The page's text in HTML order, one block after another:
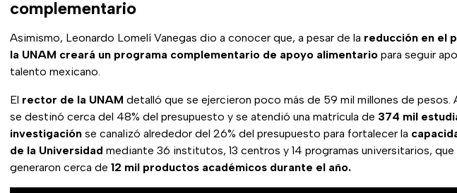
complementario
Asimismo, Leonardo Lomelí Vanegas dio a conocer que, a pesar de la reducción en el
la UNAM creará un programa complementario de apoyo alimentario para seguir
talento mexicano.
El rector de la UNAM detalló que se ejercieron poco más de 59 mil millones de pesos.
se destinó cerca del 48% del presupuesto y se atendió una matrícula de 374 mil
investigación se canalizó alrededor del 26% del presupuesto para fortalecer la
de la Universidad mediante 36 institutos, 13 centros y 14 programas universitarios,
generaron cerca de 12 mil productos académicos durante el año.